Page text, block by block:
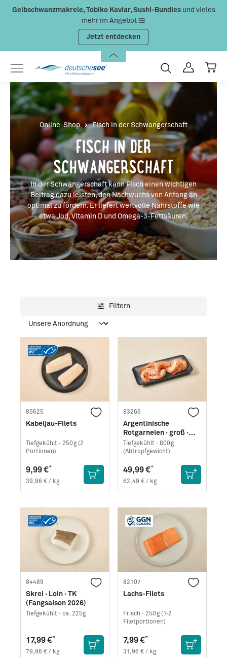
Zum Hauptinhalt springen
Gelbschwanzmakrele, Tobiko Kaviar, Sushi-Bundlesund vieles
mehr im Angebot 🍱
Jetzt entdecken
Online-Shop Fisch in der Schwangerschaft
FISCH IN DER
SCHWANGERSCHAFT
In der Schwangerschaft kann Fisch einen wichtigen
Beitrag dazu leisten, den Nachwuchs von Anfang an
optimal zu fördern. Er liefert wertvolle Nährstoffe wie
etwa Jod, Vitamin D und Omega-3-Fettsäuren.
Filtern
85625
Kabeljau-Filets
Tiefgekühlt · 250g (2
Portionen)
9,99 €*
39,96 € / kg
83266
Argentinische
Rotgarnelen · groß ·
easy peel
Tiefgekühlt · 800g
(Abtropfgewicht)
49,99 €*
62,49 € / kg
84489
Skrei · Loin · TK
(Fangsaison 2026)
Tiefgekühlt · ca. 225g
17,99 €*
79,96 € / kg
82107
Lachs-Filets
Frisch · 250g (1-2
Filetportionen)
7,99 €*
31,96 € / kg